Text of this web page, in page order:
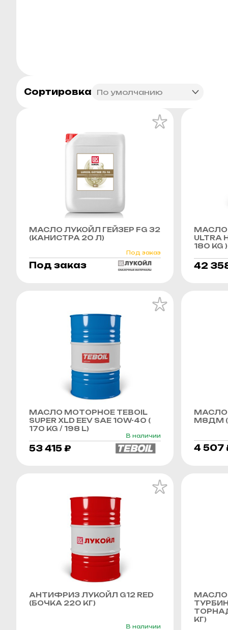
Сортировка
МАСЛО ЛУКОЙЛ ГЕЙЗЕР FG 32
(КАНИСТРА 20 Л)
Под заказ
Под заказ
МАСЛО
ULTRA
180 KG )
42
МАСЛО МОТОРНОЕ TEBOIL
SUPER XLD EEV SAE 10W-40 (
170 KG / 198 L)
В наличии
53 415 ₽
МАСЛО
М8ДМ
4 507
АНТИФРИЗ ЛУКОЙЛ G12 RED
(БОЧКА 220 КГ)
В наличии
МАСЛО
КГ)